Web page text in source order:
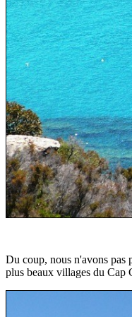
Du coup, nous n'avons pas
plus beaux villages du Cap